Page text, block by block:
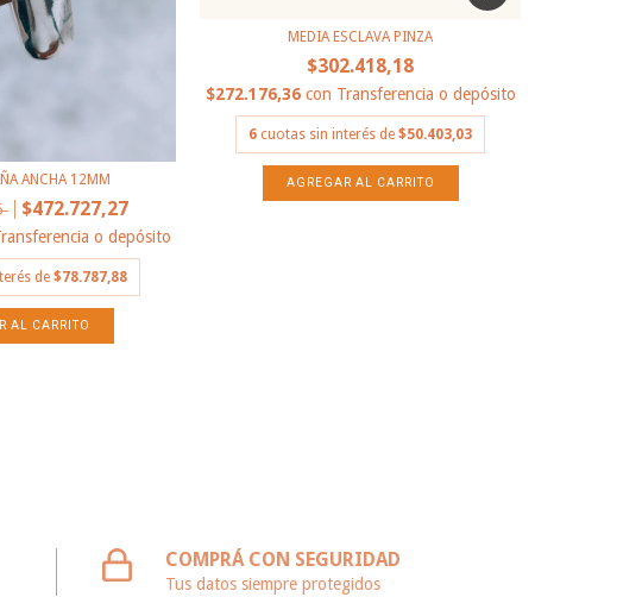
ANCHA 12MM
$472.727,27
o depósito
de $78.787,88
MEDIA ESCLAVA PINZA
$302.418,18
$272.176,36 con Transferencia o depósito
6 cuotas sin interés de $50.403,03
COMPRÁ CON SEGURIDAD
Tus datos siempre protegidos